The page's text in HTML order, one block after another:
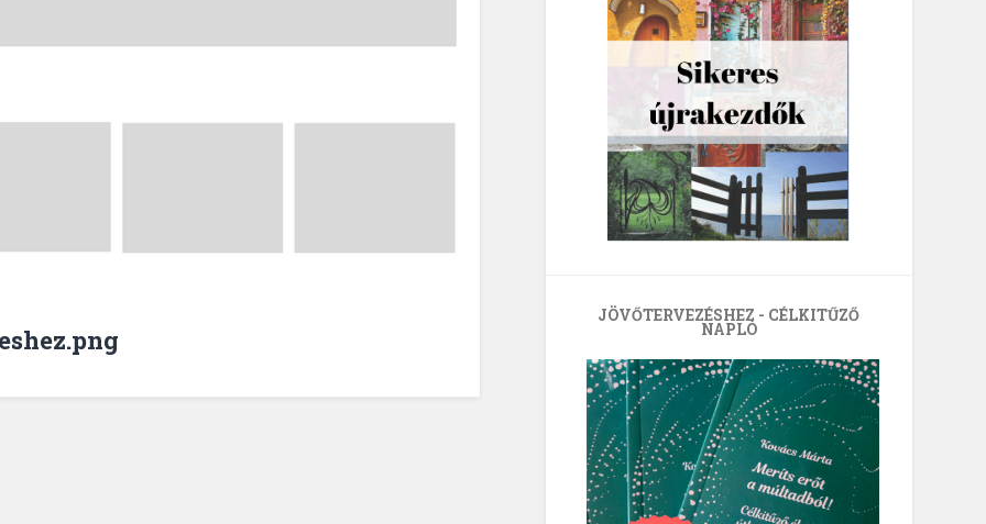
JÖVŐTERVEZÉSHEZ - CÉLKITŰZŐ
NAPLÓ